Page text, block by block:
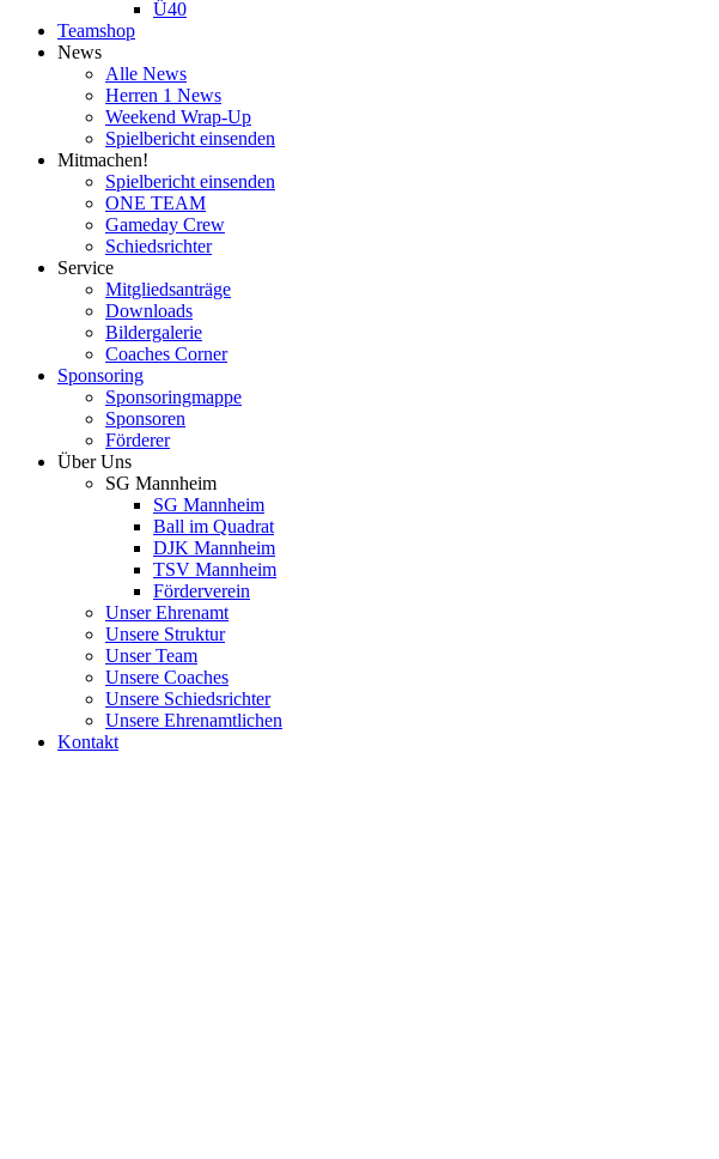
Ü40
Teamshop
News
Alle News
Herren 1 News
Weekend Wrap-Up
Spielbericht einsenden
Mitmachen!
Spielbericht einsenden
ONE TEAM
Gameday Crew
Schiedsrichter
Service
Mitgliedsanträge
Downloads
Bildergalerie
Coaches Corner
Sponsoring
Sponsoringmappe
Sponsoren
Förderer
Über Uns
SG Mannheim
SG Mannheim
Ball im Quadrat
DJK Mannheim
TSV Mannheim
Förderverein
Unser Ehrenamt
Unsere Struktur
Unser Team
Unsere Coaches
Unsere Schiedsrichter
Unsere Ehrenamtlichen
Kontakt